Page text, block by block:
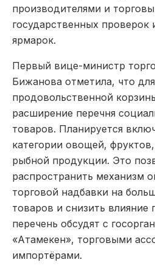
производителями и
государственных проверок
ярмарок.
Первый вице-министр
Бижанова отметила, что
продовольственной
расширение перечня
товаров. Планируется
категории овощей,
рыбной продукции. Это
распространить механизм
торговой надбавки на
товаров и снизить
перечень обсудят с
«Атамекен», торговыми
импортёрами.